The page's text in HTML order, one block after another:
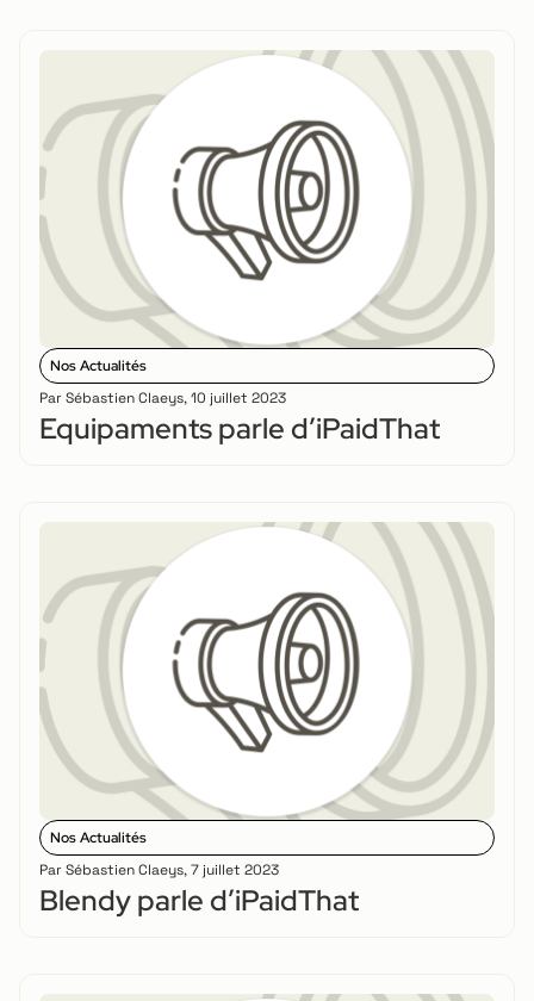
Nos Actualités
Par Sébastien Claeys,10 juillet 2023
Equipaments parle d’iPaidThat
Nos Actualités
Par Sébastien Claeys,7 juillet 2023
Blendy parle d’iPaidThat